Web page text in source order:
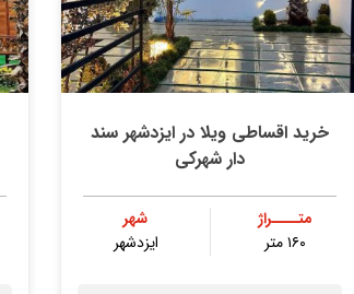
خرید اقساطی ویلا در ایزدشهر سند
دار شهرکی
متــــراژ
۱۶۰ متر
شهر
ایزدشهر